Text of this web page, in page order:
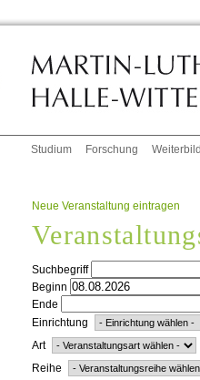
Studium Forschung
Neue Veranstaltung eintragen
Suchbegriff
Beginn
Ende
Einrichtung
Art
Reihe